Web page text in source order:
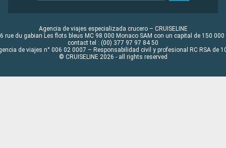
Agencia de viajes especializada crucero – CRUISELINE
rue du gabian Les flots bleus MC 98 000 Monaco SAM con un capital de 150 000
contact tel : (00) 377 97 97 84 50
de viajes n° 006 02 0007 – Responsabilidad civil y profesional RC RSA de
© CRUISELINE 2026 - all rights reserved